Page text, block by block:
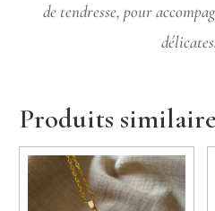
de tendresse, pour
Produits